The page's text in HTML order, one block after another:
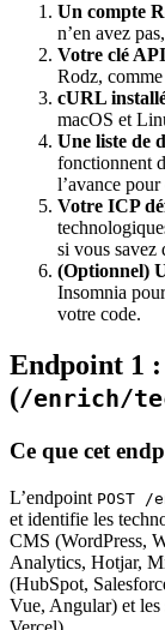
Un compte
n’en avez
Votre clé API
Rodz,
cURL
macOS et
Une liste de
fonctionnent
l’avance
Votre ICP
si vous savez
(Optionnel)
Insomnia
votre code.
Endpoint 1
(/enrich/
Ce que cet
L’endpoint POST
et identifie les
CMS (WordPress,
Analytics, Hotjar,
(HubSpot,
Vue, Angular) et